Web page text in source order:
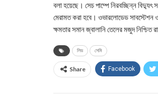
বলা হয়েছে। সেচ পাম্পে নিরবচ্ছিন্ন
মেরামত করা হবে। ওভারলোডেড
ক্ষমতার সমান জ্বালানি তেলের মজুদ নিশ্চিত
লিড সেমি
Share Facebook